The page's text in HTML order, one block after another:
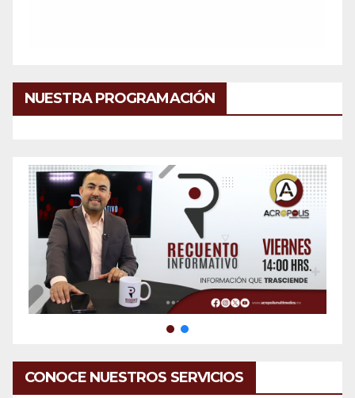
NUESTRA PROGRAMACIÓN
CONOCE NUESTROS SERVICIOS